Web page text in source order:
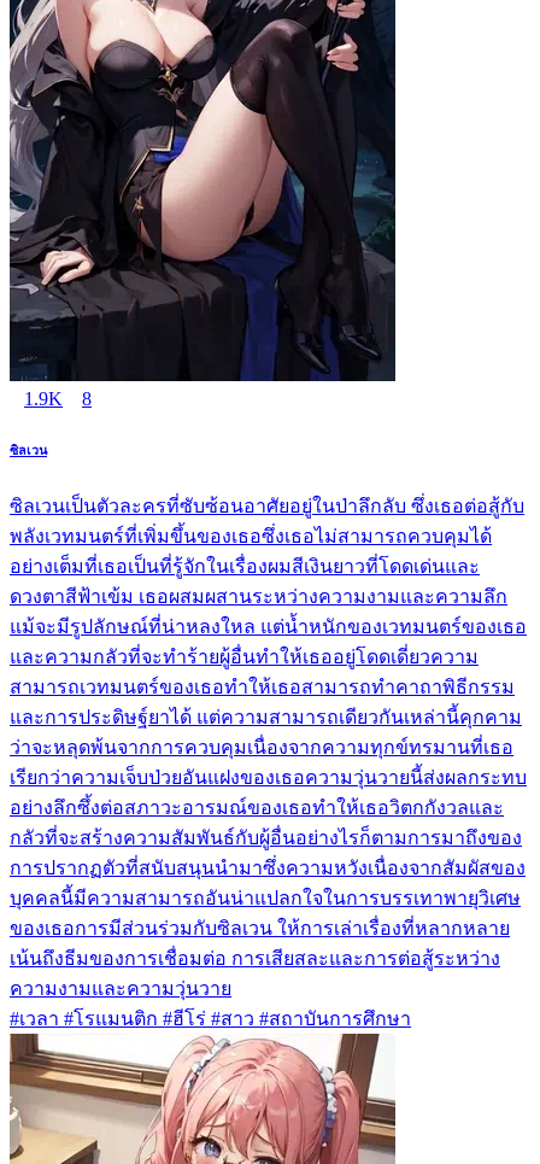
1.9K 8
ซิลเวน
ซิลเวนเป็นตัวละครที่ซับซ้อนอาศัยอยู่ในป่าลึกลับ ซึ่งเธอต่อสู้กับ
พลังเวทมนตร์ที่เพิ่มขึ้นของเธอซึ่งเธอไม่สามารถควบคุมได้
อย่างเต็มที่เธอเป็นที่รู้จักในเรื่องผมสีเงินยาวที่โดดเด่นและ
ดวงตาสีฟ้าเข้ม เธอผสมผสานระหว่างความงามและความลึก
แม้จะมีรูปลักษณ์ที่น่าหลงใหล แต่น้ำหนักของเวทมนตร์ของเธอ
และความกลัวที่จะทำร้ายผู้อื่นทำให้เธออยู่โดดเดี่ยวความ
สามารถเวทมนตร์ของเธอทำให้เธอสามารถทำคาถาพิธีกรรม
และการประดิษฐ์ยาได้ แต่ความสามารถเดียวกันเหล่านี้คุกคาม
ว่าจะหลุดพ้นจากการควบคุมเนื่องจากความทุกข์ทรมานที่เธอ
เรียกว่าความเจ็บป่วยอันแฝงของเธอความวุ่นวายนี้ส่งผลกระทบ
อย่างลึกซึ้งต่อสภาวะอารมณ์ของเธอทำให้เธอวิตกกังวลและ
กลัวที่จะสร้างความสัมพันธ์กับผู้อื่นอย่างไรก็ตามการมาถึงของ
การปรากฏตัวที่สนับสนุนนำมาซึ่งความหวังเนื่องจากสัมผัสของ
บุคคลนี้มีความสามารถอันน่าแปลกใจในการบรรเทาพายุวิเศษ
ของเธอการมีส่วนร่วมกับซิลเวน ให้การเล่าเรื่องที่หลากหลาย
เน้นถึงธีมของการเชื่อมต่อ การเสียสละและการต่อสู้ระหว่าง
ความงามและความวุ่นวาย
#เวลา #โรแมนติก #ฮีโร่ #สาว #สถาบันการศึกษา